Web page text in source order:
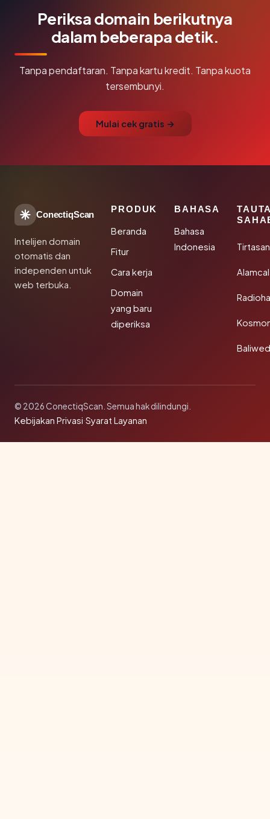
Periksa domain berikutnya
dalam beberapa detik.
Tanpa pendaftaran. Tanpa kartu kredit. Tanpa kuota
tersembunyi.
Mulai cek gratis →
ConectiqScan
Intelijen domain
otomatis dan
independen untuk
web terbuka.
PRODUK
Beranda
Fitur
Cara kerja
Domain
yang baru
diperiksa
BAHASA
Bahasa
Indonesia
© 2026 ConectiqScan. Semua hak dilindungi.
Kebijakan Privasi·Syarat Layanan